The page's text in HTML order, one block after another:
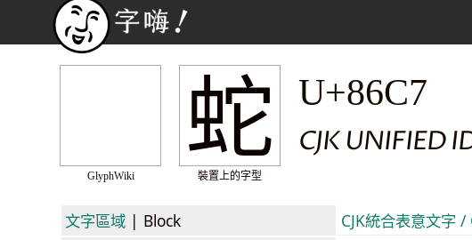
GlyphWiki
蛇
裝置上的字型
U+86C7
CJK UNIFIED
文字區域 | Block CJK統合表意文字